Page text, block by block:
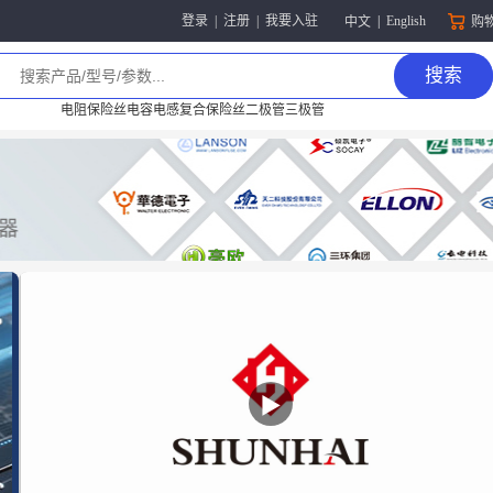
登录 注册 我要入驻 中文 | English 购
搜索
电阻保险丝电容电感复合保险丝二极管三极管
▶